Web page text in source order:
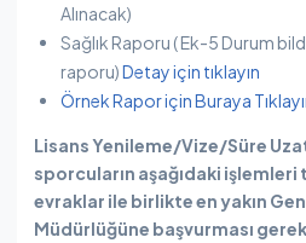
Alınacak)
Sağlık Raporu ( Ek-5 Durum
raporu)Detay için tıklayın
Örnek Rapor için Buraya
Lisans Yenileme/Vize/Süre
sporcuların aşağıdaki
evraklar ile birlikte en yakın
Müdürlüğüne başvurması